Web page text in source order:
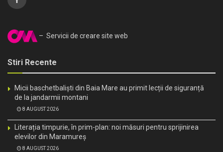
– Servicii de creare site web
Stiri Recente
Micii baschetbaliști din Baia Mare au primit lecții de siguranță
de la jandarmii montani
8 AUGUST 2026
Literația timpurie, în prim-plan: noi măsuri pentru sprijinirea
elevilor din Maramureș
8 AUGUST 2026